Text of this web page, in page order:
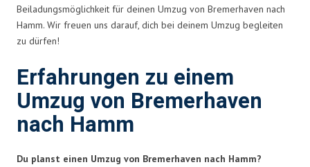
Beiladungsmöglichkeit für deinen Umzug von Bremerhaven nach
Hamm. Wir freuen uns darauf, dich bei deinem Umzug begleiten
zu dürfen!
Erfahrungen zu einem
Umzug von Bremerhaven
nach Hamm
Du planst einen Umzug von Bremerhaven nach Hamm?